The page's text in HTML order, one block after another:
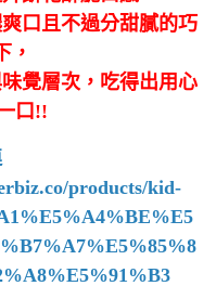
口且不過分甜膩的巧
，
覺層次，吃得出用心
口!!
products/kid-